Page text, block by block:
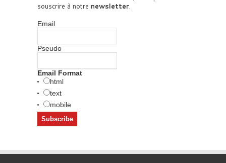
souscrire à notre newsletter.
Email
Pseudo
Email Format
html
text
mobile